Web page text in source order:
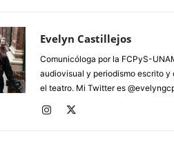
Evelyn Castillejos
Comunicóloga por la FCPyS-
audiovisual y periodismo escrito y
el teatro. Mi Twitter es